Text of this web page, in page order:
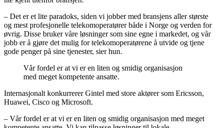
– Det er et lite paradoks, siden vi jobber med bransjens aller største
og mest profesjonelle telekomoperatører både i Norge og verden for
øvrig. Disse bruker våre løsninger som sine egne i markedet, og vår
jobb er å gjøre det mulig for telekomoperatørene å utvide og tjene
gode penger på sine tjenester, sier hun.
Vår fordel er at vi er en liten og smidig organisasjon
med meget kompetente ansatte.
Internasjonalt konkurrerer Gintel med store aktører som Ericsson,
Huawei, Cisco og Microsoft.
– Vår fordel er at vi er en liten og smidig organisasjon med meget